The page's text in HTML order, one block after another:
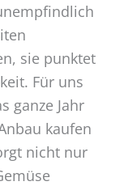
sie punktet
Für uns
ganze Jahr
kaufen
nicht nur